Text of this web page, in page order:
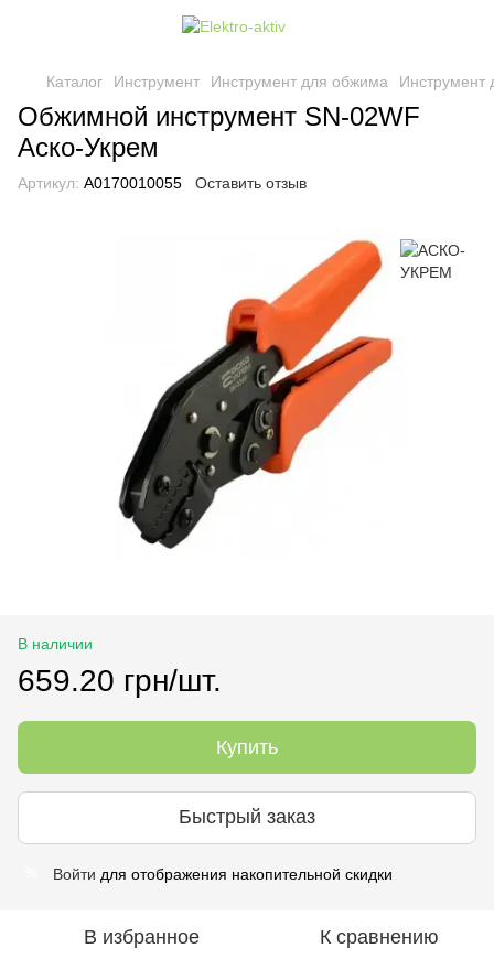
Каталог Инструмент Инструмент для обжима
Обжимной инструмент SN-02WF
Аско-Укрем
Артикул: A0170010055 Оставить отзыв
В наличии
659.20 грн/шт.
Купить
Быстрый заказ
Войти для отображения накопительной скидки
В избранное К сравнению